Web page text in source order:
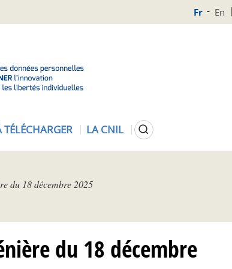
Fr En
N
TÉLÉCHARGER LA CNIL Rechercher
du 18 décembre 2025
du 18 décembre